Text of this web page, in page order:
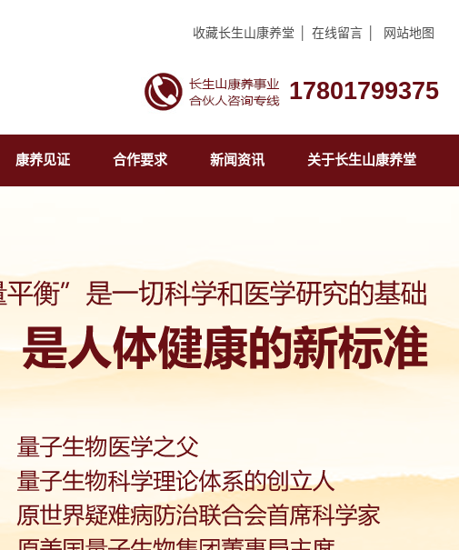
收藏长生山康养堂 在线留言 网站地图
17801799375
康养见证 合作要求 新闻资讯 关于长生山康养堂